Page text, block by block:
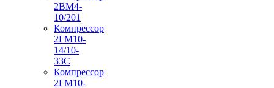
2ВМ4-
10/201
Компрессор
2ГМ10-
14/10-
33С
Компрессор
2ГМ10-